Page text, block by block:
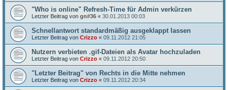
"Who is online" Refresh-Time für Admin verkürzen
Letzter Beitrag von gn#36 « 30.01.2013 00:03
Schnellantwort standardmäßig ausgeklappt lassen
Letzter Beitrag von Crizzo « 09.11.2012 21:05
Nutzern verbieten .gif-Dateien als Avatar hochzuladen
Letzter Beitrag von Crizzo « 09.11.2012 20:50
"Letzter Beitrag" von Rechts in die Mitte nehmen
Letzter Beitrag von Crizzo « 09.11.2012 20:34